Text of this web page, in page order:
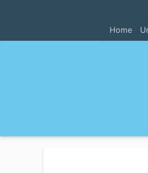
Home